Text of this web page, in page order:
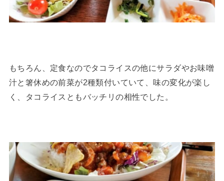
もちろん、定食なのでタコライスの他にサラダやお味噌
汁と箸休めの前菜が2種類付いていて、味の変化が楽し
く、タコライスともバッチリの相性でした。